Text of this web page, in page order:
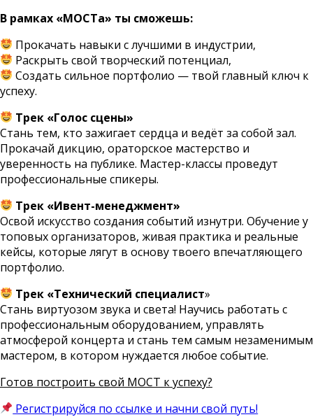
В рамках «МОСТа» ты сможешь:
Прокачать навыки с лучшими в индустрии,
Раскрыть свой творческий потенциал,
Создать сильное портфолио — твой главный ключ к
успеху.
Трек «Голос сцены»
Стань тем, кто зажигает сердца и ведёт за собой зал.
Прокачай дикцию, ораторское мастерство и
уверенность на публике. Мастер-классы проведут
профессиональные спикеры.
Трек «Ивент-менеджмент»
Освой искусство создания событий изнутри. Обучение у
топовых организаторов, живая практика и реальные
кейсы, которые лягут в основу твоего впечатляющего
портфолио.
Трек «Технический специалист»
Стань виртуозом звука и света! Научись работать с
профессиональным оборудованием, управлять
атмосферой концерта и стань тем самым незаменимым
мастером, в котором нуждается любое событие.
Готов построить свой МОСТ к успеху?
Регистрируйся по ссылке и начни свой путь!